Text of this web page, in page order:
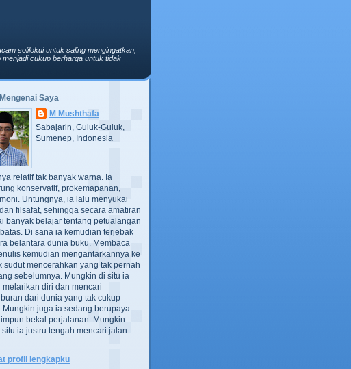
solilokui untuk saling mengingatkan,
cukup berharga untuk tidak
Mengenai Saya
M Mushthafa
Sabajarin, Guluk-Guluk,
Sumenep, Indonesia
relatif tak banyak warna. Ia
konservatif, prokemapanan,
Untungnya, ia lalu menyukai
filsafat, sehingga secara amatiran
banyak belajar tentang petualangan
Di sana ia kemudian terjebak
belantara dunia buku. Membaca
kemudian mengantarkannya ke
sudut mencerahkan yang tak pernah
sebelumnya. Mungkin di situ ia
melarikan diri dan mencari
dari dunia yang tak cukup
Mungkin juga ia sedang berupaya
bekal perjalanan. Mungkin
ia justru tengah mencari jalan
profil lengkapku